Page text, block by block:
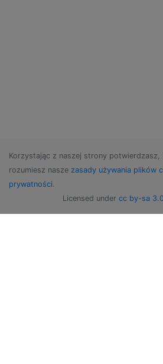
Korzystając z naszej strony potwierdzasz,
rozumiesz nasze zasady używania plików
prywatności.
Licensed under cc by-sa